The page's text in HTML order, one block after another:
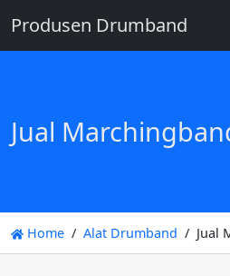
Produsen Drumband
Jual
Home Alat Drumband Jual